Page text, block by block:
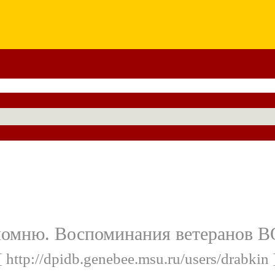
Воспоминания ветеранов
http://dpidb.genebee.msu.ru/users/drabkin